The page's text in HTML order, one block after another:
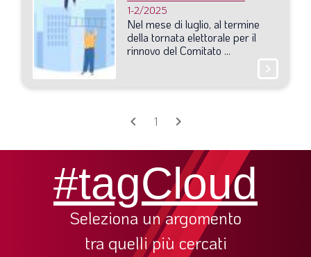
FOCUS
PROFESSIONE
TERZA PAGINA
LE FOTO DEL FIL ROUGE
IN QUESTO NUMERO
SPAZIO APERTO
GOVERNANCE
FONDAZIONE
ASSOCIAZIONI
1-2/2025
Nel mese di luglio, al termine
della tornata elettorale peril
rinnovo del Comitato ...
chevron_right
chevron_left 1 chevron_right
#tagCloud
Seleziona un argomento
tra quelli più cercati